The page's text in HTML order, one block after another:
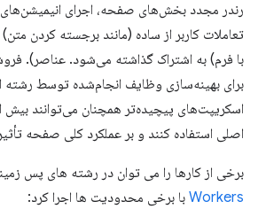
تعاملات کاربر از ساده (مانند برجسته کردن
با فرم) به اشتراک گذاشته می‌شود. عناصر).
برای بهینه‌سازی وظایف انجام‌شده توسط رشته
اسکریپت‌های پیچیده‌تر همچنان می‌توانند بیش
اصلی استفاده کنند و بر عملکرد کلی صفحه
برخی از کارها را می توان در رشته های پس
Workers با برخی محدودیت ها اجرا کرد: